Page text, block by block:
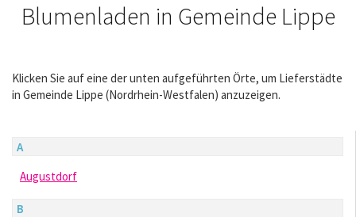
Blumenladen in Gemeinde Lippe
Klicken Sie auf eine der unten aufgeführten Örte, um Lieferstädte
in Gemeinde Lippe (Nordrhein-Westfalen) anzuzeigen.
A
Augustdorf
B